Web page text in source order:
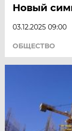
Новый
03.12.2025 09:00
ОБЩЕСТВО